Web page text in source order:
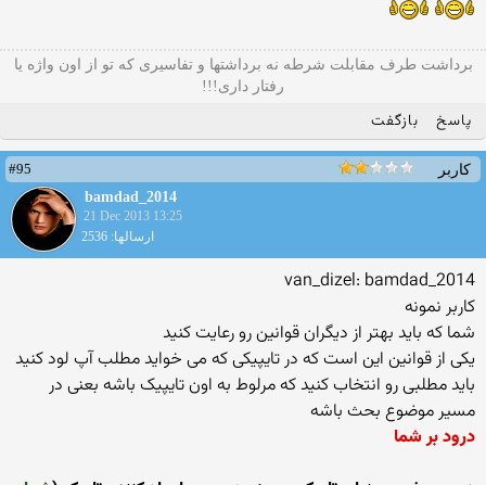
برداشت طرف مقابلت شرطه نه برداشتها و تفاسیری که تو از اون واژه یا
رفتار داری!!!
پاسخ بازگفت
کاربر
#95
bamdad_2014
21 Dec 2013 13:25
ارسالها: 2536
van_dizel: bamdad_2014
کاربر نمونه
شما که باید بهتر از دیگران قوانین رو رعایت کنید
یکی از قوانین این است که در تایپیکی که می خواید مطلب آپ لود کنید
باید مطلبی رو انتخاب کنید که مرلوط به اون تایپیک باشه بعنی در
مسیر موضوع بحث باشه
درود بر شما